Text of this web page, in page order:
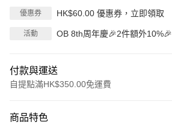
優惠券 HK$60.00 優惠券，立即領取
活動 OB 8th周年慶🎉2件額外10%🎉
付款與運送
自提點滿HK$350.00免運費
信用卡
商品特色